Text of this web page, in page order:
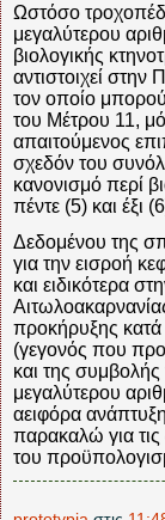
Ωστόσο
μεγαλύτερου
βιολογικής
αντιστοιχεί
τον οποίο
του Μέτρου 11,
απαιτούμενος
σχεδόν του
κανονισμό περί
πέντε (5) και έξι
Δεδομένου της
για την εισροή
και ειδικότερα
προκήρυξης
(γεγονός που
και της
μεγαλύτερου
αειφόρα
παρακαλώ για
του